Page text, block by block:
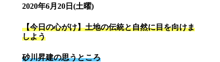
2020年6月20日(土曜)
【今日の心がけ】土地の伝統と自然に目を向けま
しよう
砂川昇建の思うところ